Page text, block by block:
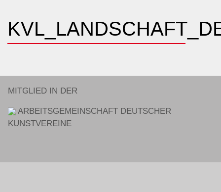
MITGLIED IN DER
ARBEITSGEMEINSCHAFT DEUTSCHER
KUNSTVEREINE